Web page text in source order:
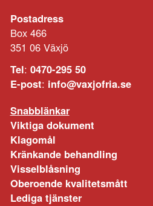
Postadress
Box 466
351 06 Växjö
Tel: 0470-295 50
E-post: info@vaxjofria.se
Snabblänkar
Viktiga dokument
Klagomål
Kränkande behandling
Visselblåsning
Oberoende kvalitetsmått
Lediga tjänster